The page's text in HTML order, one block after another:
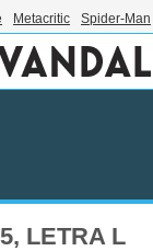
Metacritic Spider-Man
LETRA L